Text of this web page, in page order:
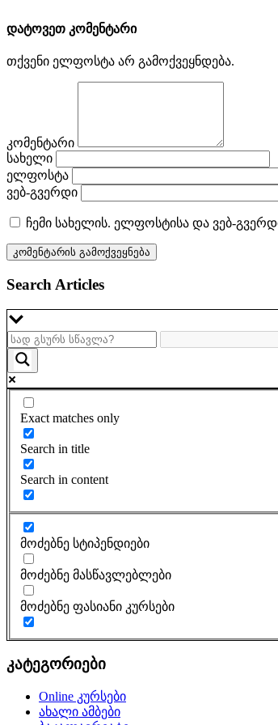
დატოვეთ კომენტარი
თქვენი ელფოსტა არ გამოქვეყნდება.
კომენტარი
სახელი
ელფოსტა
ვებ-გვერდი
ჩემი სახელის. ელფოსტისა და ვებ-
Search Articles
Exact matches only
Search in title
Search in content
მოძებნე სტიპენდიები
მოძებნე მასწავლებლები
მოძებნე ფასიანი კურსები
კატეგორიები
Online კურსები
ახალი ამბები